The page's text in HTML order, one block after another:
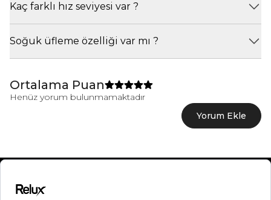
Kaç farklı hız seviyesi var ?
Soğuk üfleme özelliği var mı ?
Ortalama Puan
Henüz yorum bulunmamaktadır
Yorum Ekle
Kategoriler